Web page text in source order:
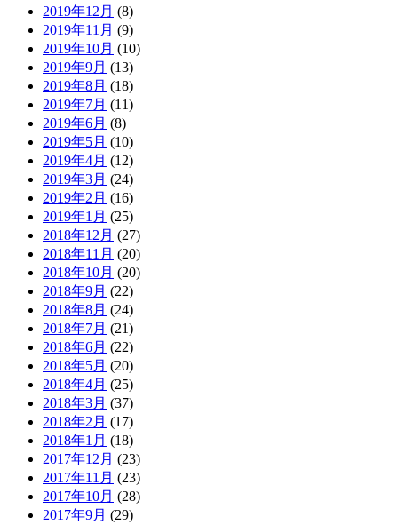
2019年12月 (8)
2019年11月 (9)
2019年10月 (10)
2019年9月 (13)
2019年8月 (18)
2019年7月 (11)
2019年6月 (8)
2019年5月 (10)
2019年4月 (12)
2019年3月 (24)
2019年2月 (16)
2019年1月 (25)
2018年12月 (27)
2018年11月 (20)
2018年10月 (20)
2018年9月 (22)
2018年8月 (24)
2018年7月 (21)
2018年6月 (22)
2018年5月 (20)
2018年4月 (25)
2018年3月 (37)
2018年2月 (17)
2018年1月 (18)
2017年12月 (23)
2017年11月 (23)
2017年10月 (28)
2017年9月 (29)